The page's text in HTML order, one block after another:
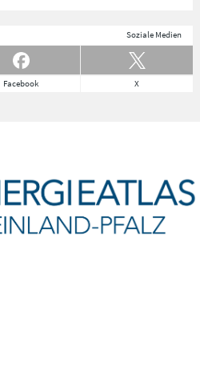
Soziale Medien
Facebook X